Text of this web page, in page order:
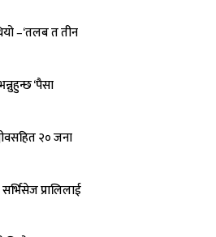
–‘तलब त तीन
‘पैसा
२० जना
प्रालिलाई